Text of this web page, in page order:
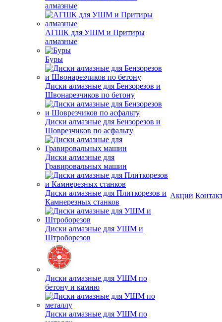
алмазные
АГШК для УШМ и Притиры
алмазные
Буры
Диски алмазные для Бензорезов и
Швонарезчиков по бетону
Диски алмазные для Бензорезов и
Шоврезчиков по асфальту
Диски алмазные для
Гравировальных машин
Диски алмазные для Плиткорезов и
Камнерезных станков
Диски алмазные для УШМ и
Штроборезов
Диски алмазные для УШМ по
бетону и камню
Диски алмазные для УШМ по
Акции